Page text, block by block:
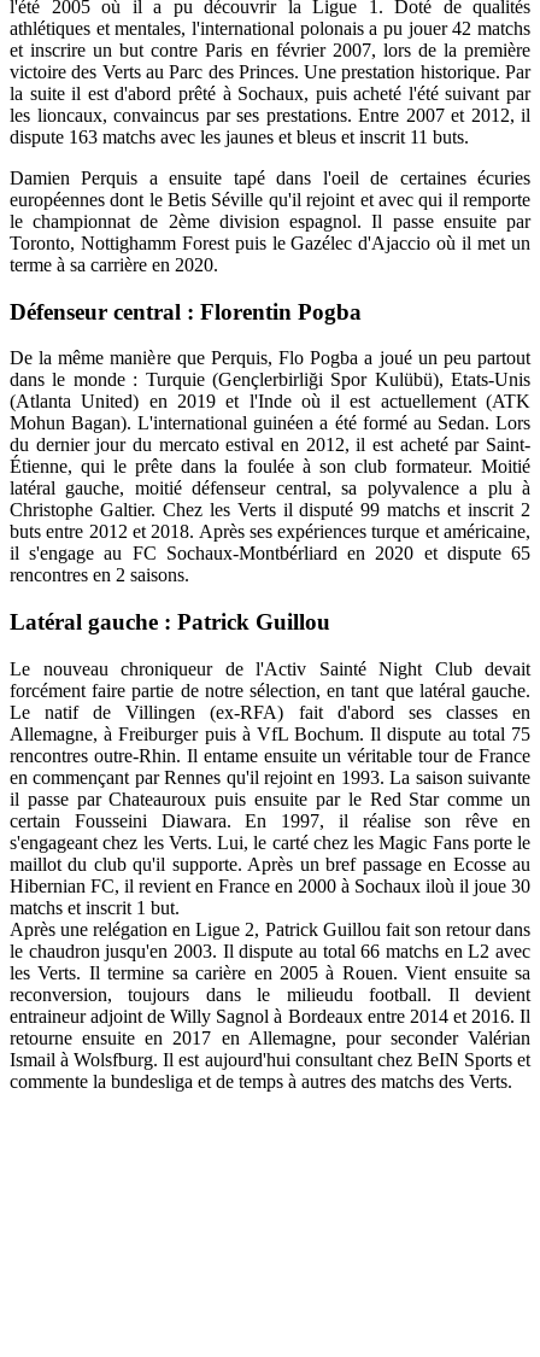
l'été 2005 où il a pu découvrir la Ligue 1. Doté de qualités
athlétiques et mentales, l'international polonais a pu jouer 42 matchs
et inscrire un but contre Paris en février 2007, lors de la première
victoire des Verts au Parc des Princes. Une prestation historique. Par
la suite il est d'abord prêté à Sochaux, puis acheté l'été suivant par
les lioncaux, convaincus par ses prestations. Entre 2007 et 2012, il
dispute 163 matchs avec les jaunes et bleus et inscrit 11 buts.
Damien Perquis a ensuite tapé dans l'oeil de certaines écuries
européennes dont le Betis Séville qu'il rejoint et avec qui il remporte
le championnat de 2ème division espagnol. Il passe ensuite par
Toronto, Nottighamm Forest puis le Gazélec d'Ajaccio où il met un
terme à sa carrière en 2020.
Défenseur central : Florentin Pogba
De la même manière que Perquis, Flo Pogba a joué un peu partout
dans le monde : Turquie (Gençlerbirliği Spor Kulübü), Etats-Unis
(Atlanta United) en 2019 et l'Inde où il est actuellement (ATK
Mohun Bagan). L'international guinéen a été formé au Sedan. Lors
du dernier jour du mercato estival en 2012, il est acheté par Saint-
Étienne, qui le prête dans la foulée à son club formateur. Moitié
latéral gauche, moitié défenseur central, sa polyvalence a plu à
Christophe Galtier. Chez les Verts il disputé 99 matchs et inscrit 2
buts entre 2012 et 2018. Après ses expériences turque et américaine,
il s'engage au FC Sochaux-Montbérliard en 2020 et dispute 65
rencontres en 2 saisons.
Latéral gauche : Patrick Guillou
Le nouveau chroniqueur de l'Activ Sainté Night Club devait
forcément faire partie de notre sélection, en tant que latéral gauche.
Le natif de Villingen (ex-RFA) fait d'abord ses classes en
Allemagne, à Freiburger puis à VfL Bochum. Il dispute au total 75
rencontres outre-Rhin. Il entame ensuite un véritable tour de France
en commençant par Rennes qu'il rejoint en 1993. La saison suivante
il passe par Chateauroux puis ensuite par le Red Star comme un
certain Fousseini Diawara. En 1997, il réalise son rêve en
s'engageant chez les Verts. Lui, le carté chez les Magic Fans porte le
maillot du club qu'il supporte. Après un bref passage en Ecosse au
Hibernian FC, il revient en France en 2000 à Sochaux iloù il joue 30
matchs et inscrit 1 but.
Après une relégation en Ligue 2, Patrick Guillou fait son retour dans
le chaudron jusqu'en 2003. Il dispute au total 66 matchs en L2 avec
les Verts. Il termine sa carière en 2005 à Rouen. Vient ensuite sa
reconversion, toujours dans le milieudu football. Il devient
entraineur adjoint de Willy Sagnol à Bordeaux entre 2014 et 2016. Il
retourne ensuite en 2017 en Allemagne, pour seconder Valérian
Ismail à Wolsfburg. Il est aujourd'hui consultant chez BeIN Sports et
commente la bundesliga et de temps à autres des matchs des Verts.